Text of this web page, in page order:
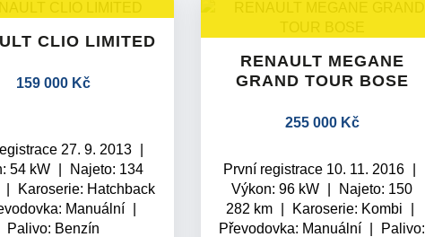
CLIO LIMITED
159 000 Kč
27. 9. 2013
54 kW
Najeto: 134
Karoserie: Hatchback
Manuální
Palivo: Benzín
RENAULT MEGANE
GRAND TOUR BOSE
255 000 Kč
První registrace 10. 11. 2016
Výkon: 96 kW
Najeto: 150
282 km
Karoserie: Kombi
Převodovka: Manuální
Palivo: